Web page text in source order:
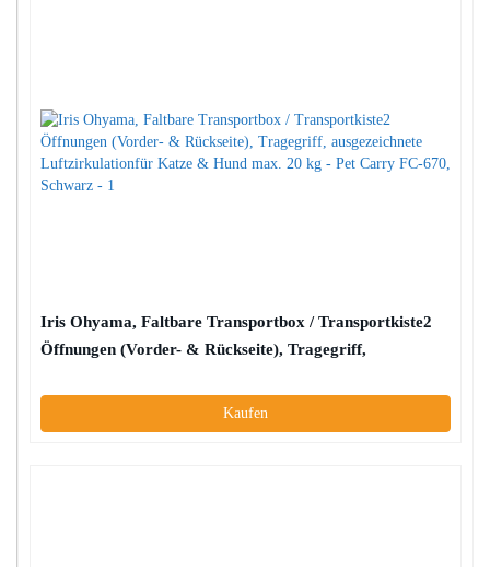
Iris Ohyama, Faltbare Transportbox / Transportkiste2
Öffnungen (Vorder- & Rückseite), Tragegriff,
20 kg – Pet Carry FC-670, Schwarz
Kaufen